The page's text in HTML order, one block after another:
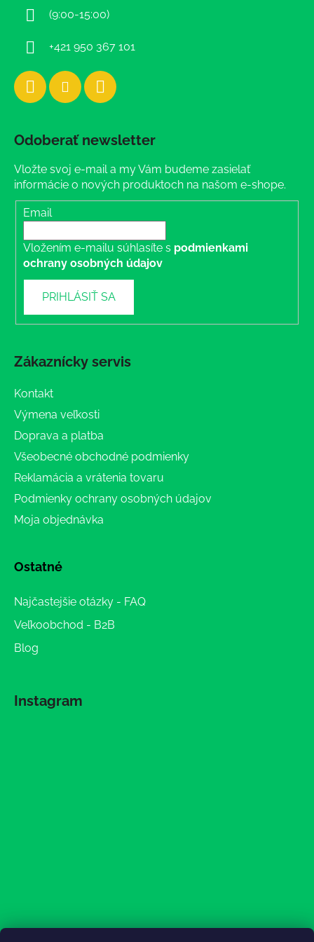
(9:00-15:00)
+421 950 367 101
Odoberať newsletter
Vložte svoj e-mail a my Vám budeme zasielať
informácie o nových produktoch na našom e-shope.
Email
Vložením e-mailu súhlasíte s podmienkami
ochrany osobných údajov
PRIHLÁSIŤ SA
Zákaznícky servis
Kontakt
Výmena veľkosti
Doprava a platba
Všeobecné obchodné podmienky
Reklamácia a vrátenia tovaru
Podmienky ochrany osobných údajov
Moja objednávka
Ostatné
Najčastejšie otázky - FAQ
Veľkoobchod - B2B
Blog
Instagram